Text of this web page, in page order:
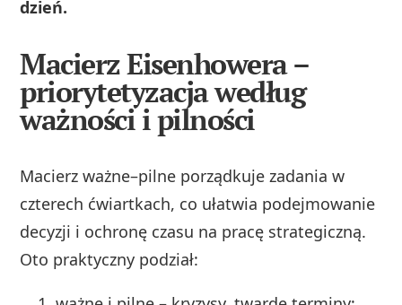
dzień.
Macierz Eisenhowera –
priorytetyzacja według
ważności i pilności
Macierz ważne–pilne porządkuje zadania w
czterech ćwiartkach, co ułatwia podejmowanie
decyzji i ochronę czasu na pracę strategiczną.
Oto praktyczny podział: